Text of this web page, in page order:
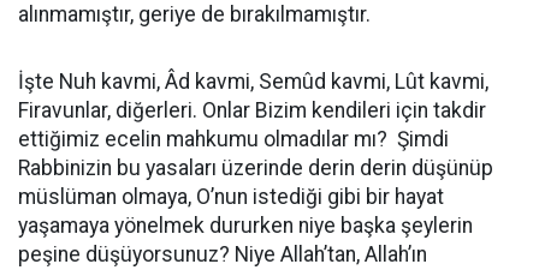
alınmamıştır, geriye de bırakılmamıştır.
İşte Nuh kavmi, Âd kavmi, Semûd kavmi, Lût kavmi,
Firavunlar, diğerleri. Onlar Bizim kendileri için takdir
ettiğimiz ecelin mahkumu olmadılar mı? Şimdi
Rabbinizin bu yasaları üzerinde derin derin düşünüp
müslüman olmaya, O’nun istediği gibi bir hayat
yaşamaya yönelmek dururken niye başka şeylerin
peşine düşüyorsunuz? Niye Allah’tan, Allah’ın